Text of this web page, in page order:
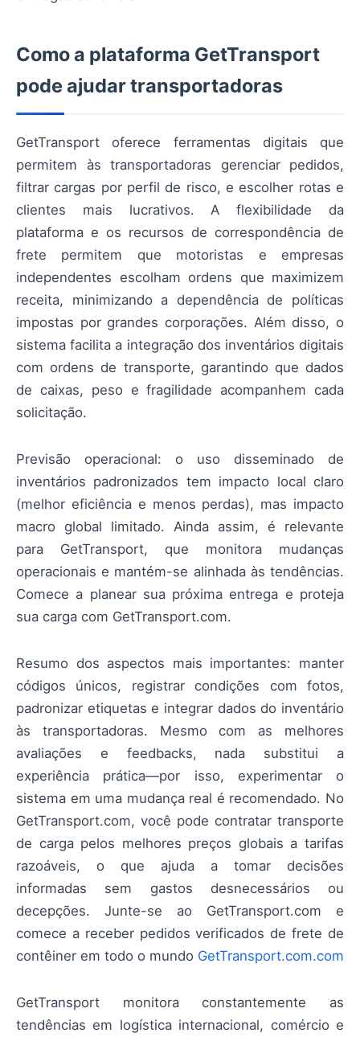
Como a plataforma GetTransport
pode ajudar transportadoras
GetTransport oferece ferramentas digitais que
permitem às transportadoras gerenciar pedidos,
filtrar cargas por perfil de risco, e escolher rotas e
clientes mais lucrativos. A flexibilidade da
plataforma e os recursos de correspondência de
frete permitem que motoristas e empresas
independentes escolham ordens que maximizem
receita, minimizando a dependência de políticas
impostas por grandes corporações. Além disso, o
sistema facilita a integração dos inventários digitais
com ordens de transporte, garantindo que dados
de caixas, peso e fragilidade acompanhem cada
solicitação.
Previsão operacional: o uso disseminado de
inventários padronizados tem impacto local claro
(melhor eficiência e menos perdas), mas impacto
macro global limitado. Ainda assim, é relevante
para GetTransport, que monitora mudanças
operacionais e mantém-se alinhada às tendências.
Comece a planear sua próxima entrega e proteja
sua carga com GetTransport.com.
Resumo dos aspectos mais importantes: manter
códigos únicos, registrar condições com fotos,
padronizar etiquetas e integrar dados do inventário
às transportadoras. Mesmo com as melhores
avaliações e feedbacks, nada substitui a
experiência prática—por isso, experimentar o
sistema em uma mudança real é recomendado. No
GetTransport.com, você pode contratar transporte
de carga pelos melhores preços globais a tarifas
razoáveis, o que ajuda a tomar decisões
informadas sem gastos desnecessários ou
decepções. Junte-se ao GetTransport.com e
comece a receber pedidos verificados de frete de
contêiner em todo o mundo GetTransport.com.com
GetTransport monitora constantemente as
tendências em logística internacional, comércio e